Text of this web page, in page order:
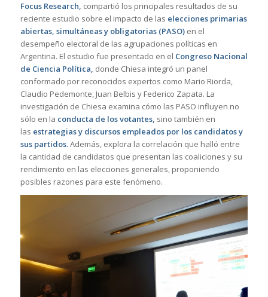
Focus Research, compartió los principales resultados de su
reciente estudio sobre el impacto de las elecciones primarias
abiertas, simultáneas y obligatorias (PASO)en el
desempeño electoral de las agrupaciones políticas en
Argentina. El estudio fue presentado en el Congreso Nacional
de Ciencia Política, donde Chiesa integró un panel
conformado por reconocidos expertos como Mario Riorda,
Claudio Pedemonte, Juan Belbis y Federico Zapata. La
investigación de Chiesa examina cómo las PASO influyen no
sólo en la conducta de los votantes, sino también en
las estrategias y discursos empleados por los candidatos y
sus partidos.Además, explora la correlación que halló entre
la cantidad de candidatos que presentan las coaliciones y su
rendimiento en las elecciones generales, proponiendo
posibles razones para este fenómeno.